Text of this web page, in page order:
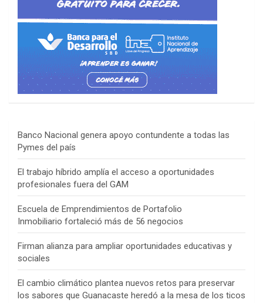
Banco Nacional genera apoyo contundente a todas las
Pymes del país
El trabajo híbrido amplía el acceso a oportunidades
profesionales fuera del GAM
Escuela de Emprendimientos de Portafolio
Inmobiliario fortaleció más de 56 negocios
Firman alianza para ampliar oportunidades educativas y
sociales
El cambio climático plantea nuevos retos para preservar
los sabores que Guanacaste heredó a la mesa de los ticos